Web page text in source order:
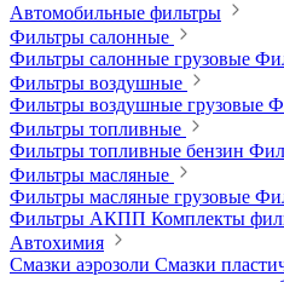
Автомобильные фильтры
Фильтры салонные
Фильтры салонные грузовые
Фильтры воздушные
Фильтры воздушные грузовые
Фильтры топливные
Фильтры топливные бензин
Фильтры масляные
Фильтры масляные грузовые
Фильтры АКПП Комплекты
Автохимия
Смазки аэрозоли Смазки